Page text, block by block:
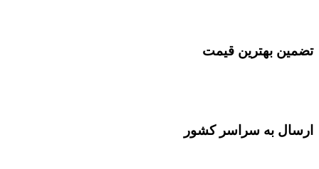
تضمین بهترین قیمت
ارسال به سراسر کشور